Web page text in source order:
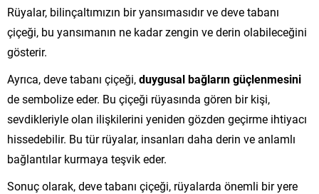
Rüyalar, bilinçaltımızın bir yansımasıdır ve deve tabanı
çiçeği, bu yansımanın ne kadar zengin ve derin olabileceğini
gösterir.
Ayrıca, deve tabanı çiçeği,duygusal bağların güçlenmesini
de sembolize eder. Bu çiçeği rüyasında gören bir kişi,
sevdikleriyle olan ilişkilerini yeniden gözden geçirme ihtiyacı
hissedebilir. Bu tür rüyalar, insanları daha derin ve anlamlı
bağlantılar kurmaya teşvik eder.
Sonuç olarak, deve tabanı çiçeği, rüyalarda önemli bir yere